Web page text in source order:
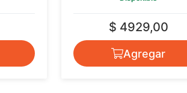
$ 4929,00
Agregar